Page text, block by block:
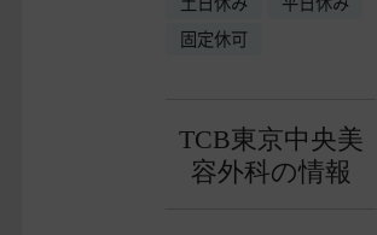
固定休可
TCB東京中央美
容外科の情報